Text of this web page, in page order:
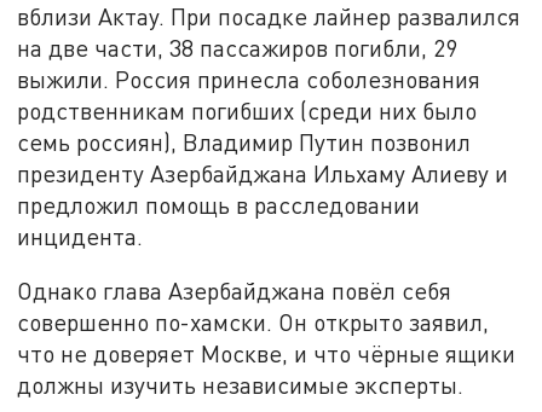
вблизи Актау. При посадке лайнер развалился
на две части, 38 пассажиров погибли, 29
выжили. Россия принесла соболезнования
родственникам погибших (среди них было
семь россиян), Владимир Путин позвонил
президенту Азербайджана Ильхаму Алиеву и
предложил помощь в расследовании
инцидента.
Однако глава Азербайджана повёл себя
совершенно по-хамски. Он открыто заявил,
что не доверяет Москве, и что чёрные ящики
должны изучить независимые эксперты.